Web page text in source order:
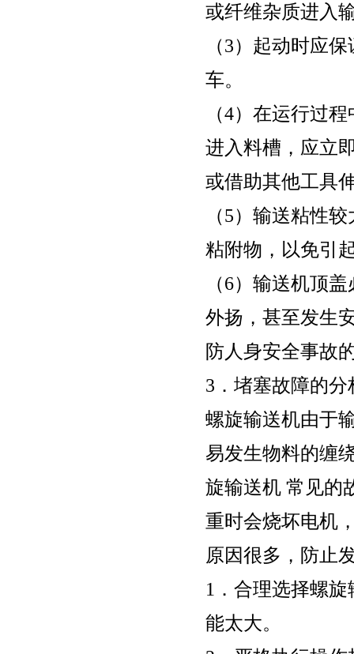
或纤维杂质进入
（3）起动时应
车。
（4）在运行过
进入料槽，应立
或借助其他工具
（5）输送粘性
粘附物，以免引
（6）输送机顶
外扬，甚至发生
防人身安全事故
3．堵塞故障的分
螺旋输送机由于
易发生物料的缠
旋输送机 常见的
重时会烧坏电机
原因很多，防止
1．合理选择螺
能太大。